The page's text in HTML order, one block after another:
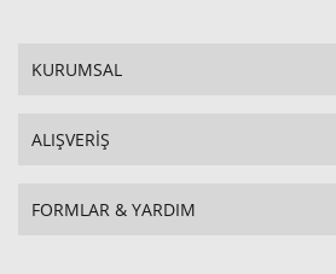
KURUMSAL
ALIŞVERİŞ
FORMLAR & YARDIM